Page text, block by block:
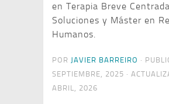
en Terapia Breve
Soluciones y Máster en
Humanos.
POR JAVIER BARREIRO ·
SEPTIEMBRE, 2025 ·
ABRIL, 2026